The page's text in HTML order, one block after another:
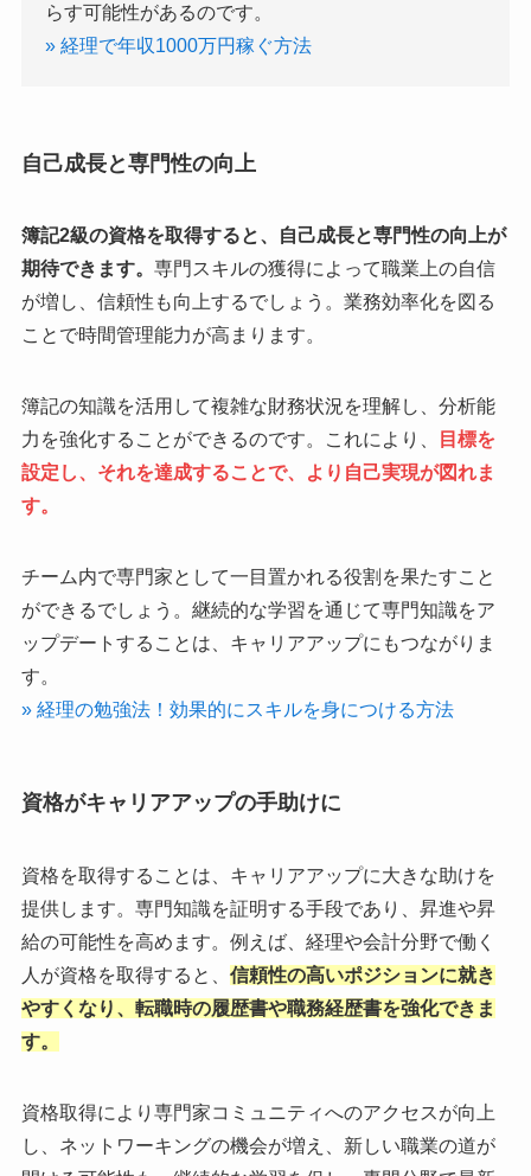
らす可能性があるのです。
» 経理で年収1000万円稼ぐ方法
自己成長と専門性の向上
簿記2級の資格を取得すると、自己成長と専門性の向上が
期待できます。 専門スキルの獲得によって職業上の自信
が増し、信頼性も向上するでしょう。業務効率化を図る
ことで時間管理能力が高まります。
簿記の知識を活用して複雑な財務状況を理解し、分析能
力を強化することができるのです。これにより、
目標を
設定し、それを達成することで、より自己実現が図れま
す。
チーム内で専門家として一目置かれる役割を果たすこと
ができるでしょう。継続的な学習を通じて専門知識をア
ップデートすることは、キャリアアップにもつながりま
す。
» 経理の勉強法！効果的にスキルを身につける方法
資格がキャリアアップの手助けに
資格を取得することは、キャリアアップに大きな助けを
提供します。専門知識を証明する手段であり、昇進や昇
給の可能性を高めます。例えば、経理や会計分野で働く
人が資格を取得すると、 信頼性の高いポジションに就き
やすくなり、転職時の履歴書や職務経歴書を強化できま
す。
資格取得により専門家コミュニティへのアクセスが向上
し、ネットワーキングの機会が増え、新しい職業の道が